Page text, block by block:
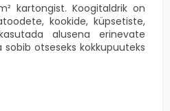
kartongist. Koogitaldrik on
kookide, küpsetiste,
alusena erinevate
otseseks kokkupuuteks